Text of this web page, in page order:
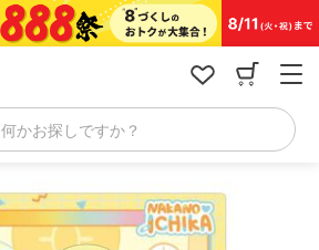
何かお探しですか？